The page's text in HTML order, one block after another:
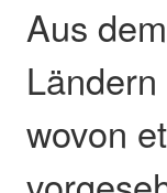
Aus
wovon